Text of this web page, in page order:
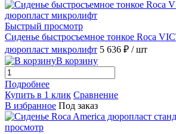
Быстрый просмотр
Сиденье быстросъемное тонкое Roca
дюропласт микролифт 5 636 ₽ / шт
В корзину
Подробнее
Купить в 1 клик Сравнение
В избранное Под заказ
просмотр